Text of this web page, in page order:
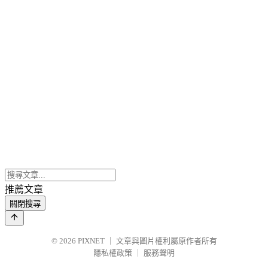
推薦文章
關閉搜尋
© 2026 PIXNET
文章與圖片權利屬原作者所有
隱私權政策
服務聲明